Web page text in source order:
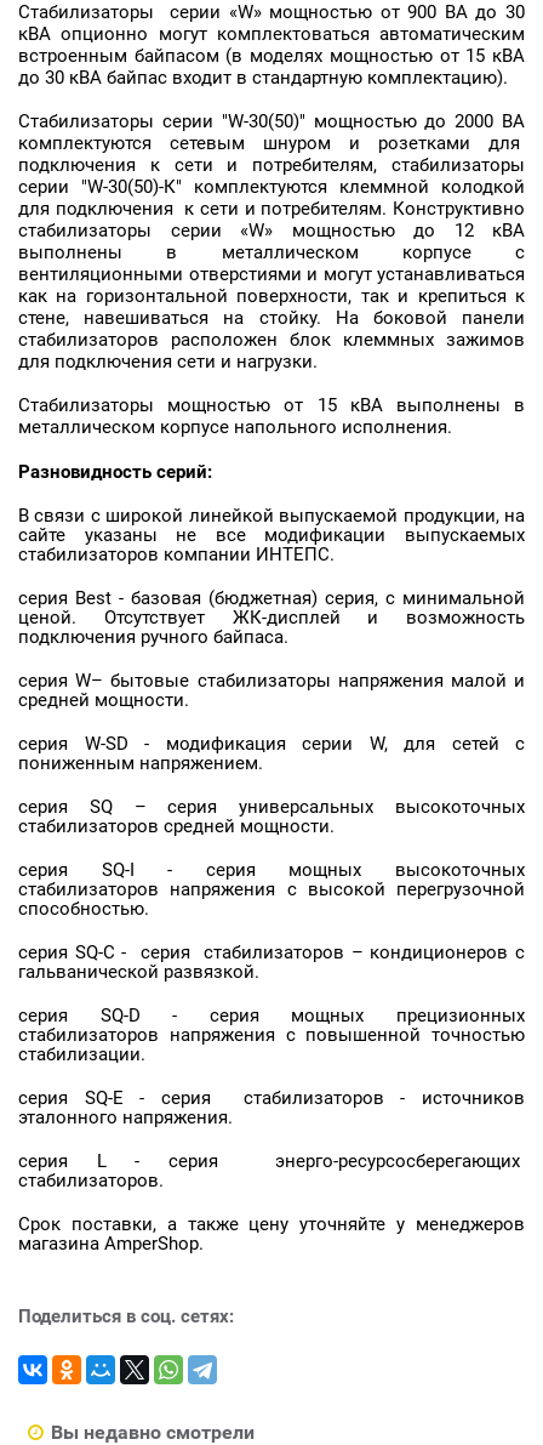
Стабилизаторы серии «W» мощностью от 900 ВА до 30
кВА опционно могут комплектоваться автоматическим
встроенным байпасом (в моделях мощностью от 15 кВА
до 30 кВА байпас входит в стандартную комплектацию).
Стабилизаторы серии "W-30(50)" мощностью до 2000 ВА
комплектуются сетевым шнуром и розетками для
подключения к сети и потребителям, стабилизаторы
серии "W-30(50)-К" комплектуются клеммной колодкой
для подключения к сети и потребителям. Конструктивно
стабилизаторы серии «W» мощностью до 12 кВА
выполнены в металлическом корпусе с
вентиляционными отверстиями и могут устанавливаться
как на горизонтальной поверхности, так и крепиться к
стене, навешиваться на стойку. На боковой панели
стабилизаторов расположен блок клеммных зажимов
для подключения сети и нагрузки.
Стабилизаторы мощностью от 15 кВА выполнены в
металлическом корпусе напольного исполнения.
Разновидность серий:
В связи с широкой линейкой выпускаемой продукции, на
сайте указаны не все модификации выпускаемых
стабилизаторов компании ИНТЕПС.
серия Best - базовая (бюджетная) серия, с минимальной
ценой. Отсутствует ЖК-дисплей и возможность
подключения ручного байпаса.
серия W– бытовые стабилизаторы напряжения малой и
средней мощности.
серия W-SD - модификация серии W, для сетей с
пониженным напряжением.
серия SQ – серия универсальных высокоточных
стабилизаторов средней мощности.
серия SQ-I - серия мощных высокоточных
стабилизаторов напряжения с высокой перегрузочной
способностью.
серия SQ-C - серия стабилизаторов – кондиционеров с
гальванической развязкой.
серия SQ-D - серия мощных прецизионных
стабилизаторов напряжения с повышенной точностью
стабилизации.
серия SQ-E - серия стабилизаторов - источников
эталонного напряжения.
серия L - серия энерго-ресурсосберегающих
стабилизаторов.
Срок поставки, а также цену уточняйте у менеджеров
магазина AmperShop.
Поделиться в соц. сетях:
Вы недавно смотрели